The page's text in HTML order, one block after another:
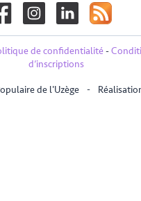
de confidentialité-
d’inscriptions
de l'Uzège -